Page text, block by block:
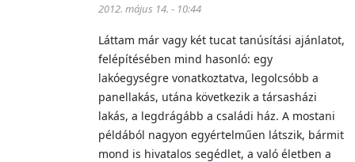
2012. május 14. - 10:44
Láttam már vagy két tucat tanúsítási ajánlatot,
felépítésében mind hasonló: egy
lakóegységre vonatkoztatva, legolcsóbb a
panellakás, utána következik a társasházi
lakás, a legdrágább a családi ház. A mostani
példából nagyon egyértelműen látszik, bármit
mond is hivatalos segédlet, a való életben a